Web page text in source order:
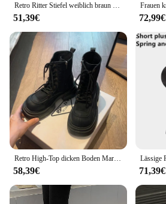
51,39€ 72,99€
58,39€ 71,39€